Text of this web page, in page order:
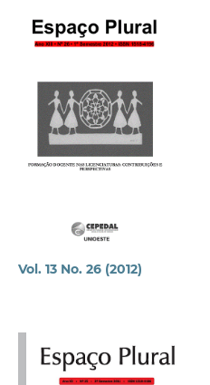
Vol. 13 No. 26 (2012)